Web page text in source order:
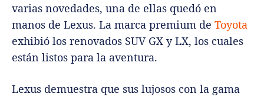
varias novedades, una de ellas quedó en
manos de Lexus. La marca premium de Toyota
exhibió los renovados SUV GX y LX, los cuales
están listos para la aventura.
Lexus demuestra que sus lujosos con la gama